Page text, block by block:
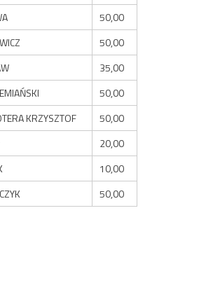
50,00
50,00
35,00
50,00
KRZYSZTOF
50,00
20,00
10,00
50,00